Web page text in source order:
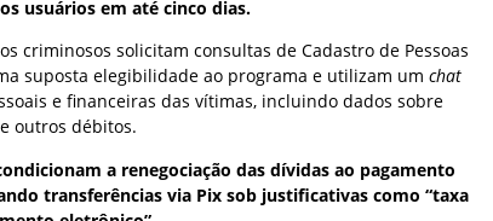
usuários em até cinco dias.
criminosos solicitam consultas de Cadastro de Pessoas
suposta elegibilidade ao programa e utilizam um chat
e financeiras das vítimas, incluindo dados sobre
outros débitos.
a renegociação das dívidas ao pagamento
transferências via Pix sob justificativas como “taxa